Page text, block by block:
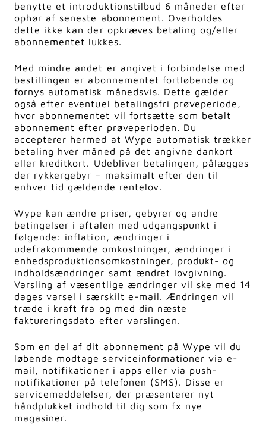
benytte et introduktionstilbud 6 måneder efter
ophør af seneste abonnement. Overholdes
dette ikke kan der opkræves betaling og/eller
abonnementet lukkes.
Med mindre andet er angivet i forbindelse med
bestillingen er abonnementet fortløbende og
fornys automatisk månedsvis. Dette gælder
også efter eventuel betalingsfri prøveperiode,
hvor abonnementet vil fortsætte som betalt
abonnement efter prøveperioden. Du
accepterer hermed at Wype automatisk trækker
betaling hver måned på det angivne dankort
eller kreditkort. Udebliver betalingen, pålægges
der rykkergebyr – maksimalt efter den til
enhver tid gældende rentelov.
Wype kan ændre priser, gebyrer og andre
betingelser i aftalen med udgangspunkt i
følgende: inflation, ændringer i
udefrakommende omkostninger, ændringer i
enhedsproduktionsomkostninger, produkt- og
indholdsændringer samt ændret lovgivning.
Varsling af væsentlige ændringer vil ske med 14
dages varsel i særskilt e-mail. Ændringen vil
træde i kraft fra og med din næste
faktureringsdato efter varslingen.
Som en del af dit abonnement på Wype vil du
løbende modtage serviceinformationer via e-
mail, notifikationer i apps eller via push-
notifikationer på telefonen (SMS). Disse er
servicemeddelelser, der præsenterer nyt
håndplukket indhold til dig som fx nye
magasiner.